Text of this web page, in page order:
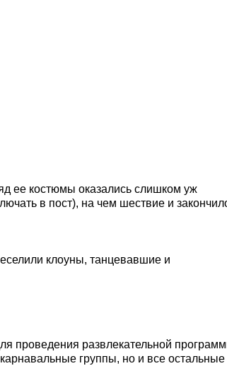
ее костюмы оказались слишком уж
в пост), на чем шествие и
клоуны, танцевавшие и
проведения развлекательной
группы, но и все остальные